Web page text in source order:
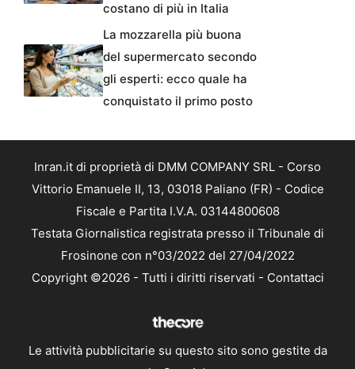
costano di più in Italia
La mozzarella più buona
del supermercato secondo
gli esperti: ecco quale ha
conquistato il primo posto
Inran.it di proprietà di DMM COMPANY SRL - Corso
Vittorio Emanuele II, 13, 03018 Paliano (FR) - Codice
Fiscale e Partita I.V.A. 03144800608
Testata Giornalistica registrata presso il Tribunale di
Frosinone con n°03/2022 del 27/04/2022
Copyright ©2026 - Tutti i diritti riservati - Contattaci
Le attività pubblicitarie su questo sito sono gestite da